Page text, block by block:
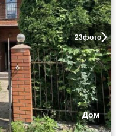
23фото
Дом